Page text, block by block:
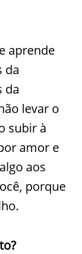
aprende
da
da
levar o
subir à
amor e
aos
porque